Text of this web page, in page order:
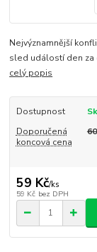
Nejvýznamnější
sled událostí den za
celý popis
Dostupnost
Doporučená
koncová cena
59 Kč/ks
59 Kč bez DPH